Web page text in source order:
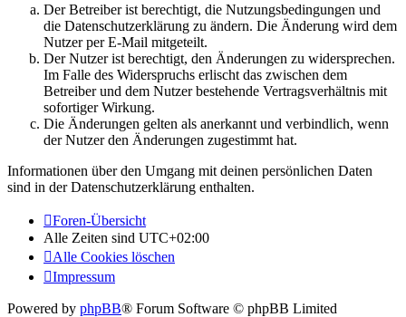
Der Betreiber ist berechtigt, die Nutzungsbedingungen und
die Datenschutzerklärung zu ändern. Die Änderung wird dem
Nutzer per E-Mail mitgeteilt.
Der Nutzer ist berechtigt, den Änderungen zu widersprechen.
Im Falle des Widerspruchs erlischt das zwischen dem
Betreiber und dem Nutzer bestehende Vertragsverhältnis mit
sofortiger Wirkung.
Die Änderungen gelten als anerkannt und verbindlich, wenn
der Nutzer den Änderungen zugestimmt hat.
Informationen über den Umgang mit deinen persönlichen Daten
sind in der Datenschutzerklärung enthalten.
Foren-Übersicht
Alle Zeiten sind UTC+02:00
Alle Cookies löschen
Impressum
Powered by phpBB® Forum Software © phpBB Limited